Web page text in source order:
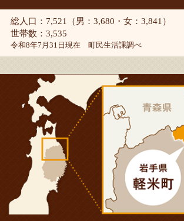
総人口：7,521（男：3,680・女：3,841）
世帯数：3,535
令和8年7月31日現在 町民生活課調べ